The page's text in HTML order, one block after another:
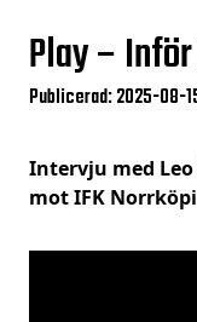
Play –
Publicerad: 2025-08-
Intervju med
mot IFK